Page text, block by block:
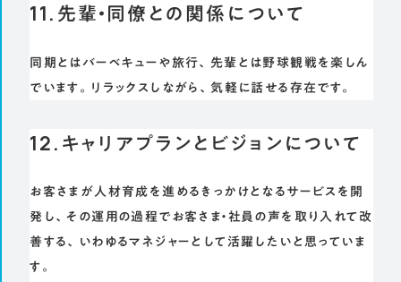
11.先輩・同僚との関係について
同期とはバーベキューや旅行、先輩とは野球観戦を楽しん
でいます。リラックスしながら、気軽に話せる存在です。
12.キャリアプランとビジョンについて
お客さまが人材育成を進めるきっかけとなるサービスを開
発し、その運用の過程でお客さま・社員の声を取り入れて改
善する、いわゆるマネジャーとして活躍したいと思っていま
す。